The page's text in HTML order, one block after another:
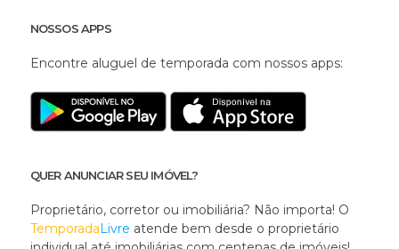
NOSSOS APPS
Encontre aluguel de temporada com nossos apps:
QUER ANUNCIAR SEU IMÓVEL?
Proprietário, corretor ou imobiliária? Não importa! O
Temporada Livre atende bem desde o proprietário